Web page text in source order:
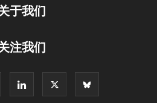
于我们
注我们